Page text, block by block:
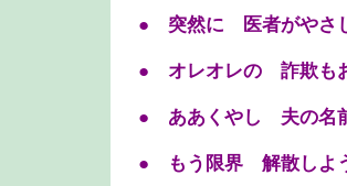
● 突然に 医者がやさ
● オレオレの 詐欺も
● ああくやし 夫の名
● もう限界 解散しよ